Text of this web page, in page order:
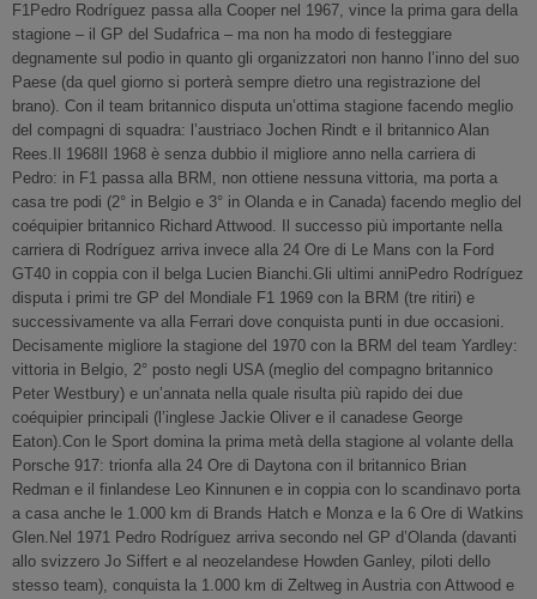
F1Pedro Rodríguez passa alla Cooper nel 1967, vince la prima gara della
stagione – il GP del Sudafrica – ma non ha modo di festeggiare
degnamente sul podio in quanto gli organizzatori non hanno l’inno del suo
Paese (da quel giorno si porterà sempre dietro una registrazione del
brano). Con il team britannico disputa un’ottima stagione facendo meglio
del compagni di squadra: l’austriaco Jochen Rindt e il britannico Alan
Rees.Il 1968Il 1968 è senza dubbio il migliore anno nella carriera di
Pedro: in F1 passa alla BRM, non ottiene nessuna vittoria, ma porta a
casa tre podi (2° in Belgio e 3° in Olanda e in Canada) facendo meglio del
coéquipier britannico Richard Attwood. Il successo più importante nella
carriera di Rodríguez arriva invece alla 24 Ore di Le Mans con la Ford
GT40 in coppia con il belga Lucien Bianchi.Gli ultimi anniPedro Rodríguez
disputa i primi tre GP del Mondiale F1 1969 con la BRM (tre ritiri) e
successivamente va alla Ferrari dove conquista punti in due occasioni.
Decisamente migliore la stagione del 1970 con la BRM del team Yardley:
vittoria in Belgio, 2° posto negli USA (meglio del compagno britannico
Peter Westbury) e un’annata nella quale risulta più rapido dei due
coéquipier principali (l’inglese Jackie Oliver e il canadese George
Eaton).Con le Sport domina la prima metà della stagione al volante della
Porsche 917: trionfa alla 24 Ore di Daytona con il britannico Brian
Redman e il finlandese Leo Kinnunen e in coppia con lo scandinavo porta
a casa anche le 1.000 km di Brands Hatch e Monza e la 6 Ore di Watkins
Glen.Nel 1971 Pedro Rodríguez arriva secondo nel GP d’Olanda (davanti
allo svizzero Jo Siffert e al neozelandese Howden Ganley, piloti dello
stesso team), conquista la 1.000 km di Zeltweg in Austria con Attwood e